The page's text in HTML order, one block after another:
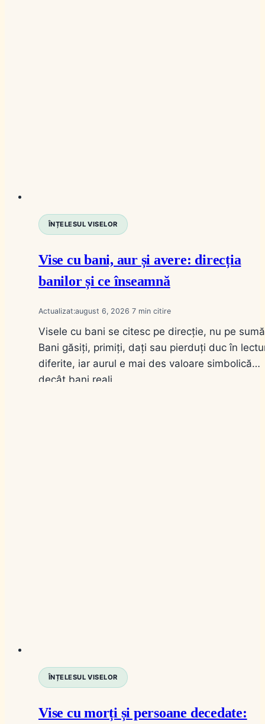
ÎNȚELESUL VISELOR
Vise cu bani, aur și avere: direcția
banilor și ce înseamnă
Actualizat:august 6, 2026 7
Visele cu bani se citesc pe direcție, nu pe
Bani găsiți, primiți, dați sau pierduți duc în
diferite, iar aurul e mai des valoare simbolică
decât bani reali.
ÎNȚELESUL VISELOR
Vise cu morți și persoane decedate: